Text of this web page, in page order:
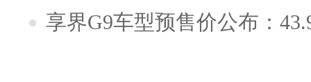
享界G9车型预售价公布：